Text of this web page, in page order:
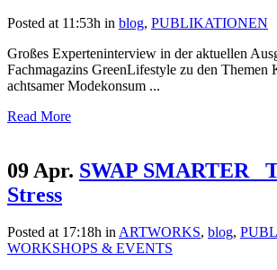
Posted at 11:53h in blog, PUBLIKATIONEN
Großes Experteninterview in der aktuellen
Fachmagazins GreenLifestyle zu den Themen
achtsamer Modekonsum ...
Read More
09 Apr. SWAP SMARTER_
Stress
Posted at 17:18h inARTWORKS, blog,
WORKSHOPS & EVENTS